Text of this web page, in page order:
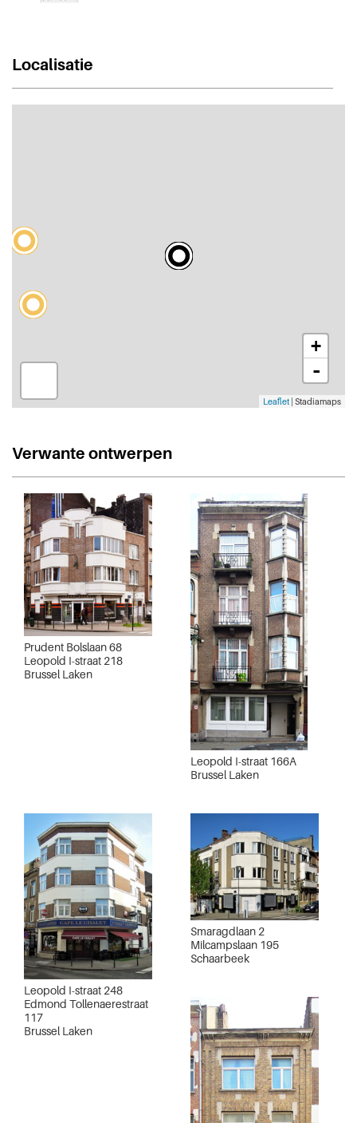
Localisatie
+
-
Leaflet | Stadiamaps
Verwante ontwerpen
Prudent Bolslaan 68
Leopold I-straat 218
Brussel Laken
Leopold I-straat 166A
Brussel Laken
Leopold I-straat 248
Edmond Tollenaerestraat
117
Brussel Laken
Smaragdlaan 2
Milcampslaan 195
Schaarbeek